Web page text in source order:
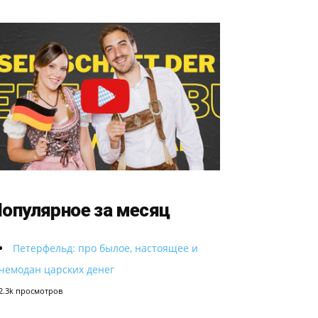
за месяц
Петерфельд: про былое, настоящее и
царских денег
просмотров